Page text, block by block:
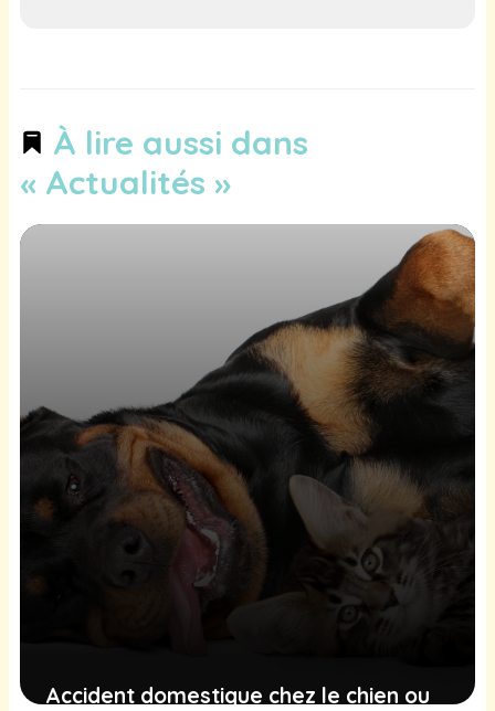
À lire aussi dans
« Actualités »
Accident domestique chez le chien ou